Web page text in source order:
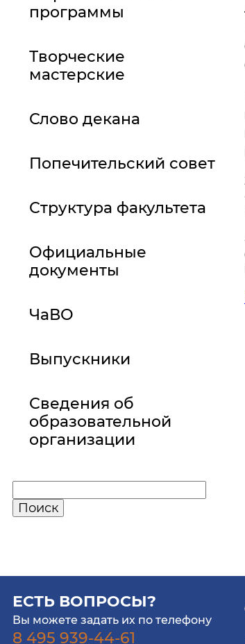
программы
Творческие
мастерские
Слово декана
Попечительский совет
Структура факультета
Официальные
документы
ЧаВО
Выпускники
Сведения об
образовательной
организации
ЕСТЬ ВОПРОСЫ?
Вы можете задать их по телефону
8 495 939-44-61